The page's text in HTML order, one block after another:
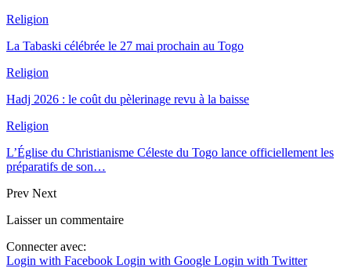
Religion
La Tabaski célébrée le 27 mai prochain au Togo
Religion
Hadj 2026 : le coût du pèlerinage revu à la baisse
Religion
L’Église du Christianisme Céleste du Togo lance officiellement les
préparatifs de son…
Prev Next
Laisser un commentaire
Connecter avec:
Login with Facebook Login with Google Login with Twitter